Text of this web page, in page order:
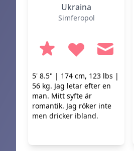
Ukraina
Simferopol
5' 8.5" | 174 cm, 123 lbs |
56 kg. Jag letar efter en
man. Mitt syfte är
romantik. Jag röker inte
men dricker ibland.